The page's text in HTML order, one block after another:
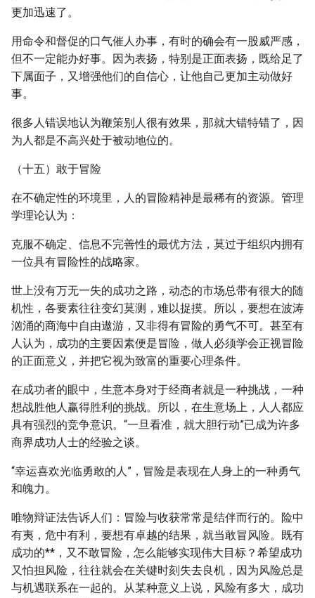
更加迅速了。
用命令和督促的口气催人办事，有时的确会有一股威严感，
但不一定能办好事。因为表扬，特别是正面表扬，既给足了
下属面子，又增强他们的自信心，让他自己更加主动做好
事。
很多人错误地认为鞭策别人很有效果，那就大错特错了，因
为人都是不高兴处于被动地位的。
（十五）敢于冒险
在不确定性的环境里，人的冒险精神是最稀有的资源。管理
学理论认为：
克服不确定、信息不完善性的最优方法，莫过于组织内拥有
一位具有冒险性的战略家。
世上没有万无一失的成功之路，动态的市场总带有很大的随
机性，各要素往往变幻莫测，难以捉摸。所以，要想在波涛
汹涌的商海中自由遨游，又非得有冒险的勇气不可。甚至有
人认为，成功的主要因素便是冒险，做人必须学会正视冒险
的正面意义，并把它视为致富的重要心理条件。
在成功者的眼中，生意本身对于经商者就是一种挑战，一种
想战胜他人赢得胜利的挑战。所以，在生意场上，人人都应
具有强烈的竞争意识。“一旦看准，就大胆行动”已成为许多
商界成功人士的经验之谈。
“幸运喜欢光临勇敢的人”，冒险是表现在人身上的一种勇气
和魄力。
唯物辩证法告诉人们：冒险与收获常常是结伴而行的。险中
有夷，危中有利，要想有卓越的结果，就当敢冒风险。既有
成功的**，又不敢冒险，怎么能够实现伟大目标？希望成功
又怕担风险，往往就会在关键时刻失去良机，因为风险总是
与机遇联系在一起的。从某种意义上说，风险有多大，成功